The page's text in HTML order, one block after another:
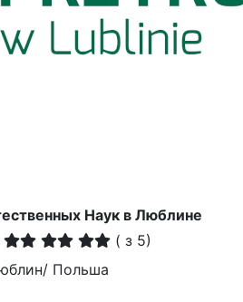
Наук в Люблине
( з 5)
Польша